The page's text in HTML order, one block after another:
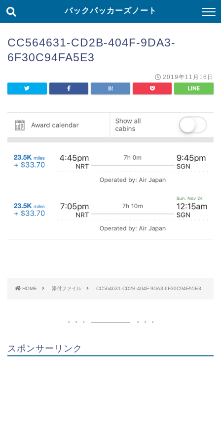
バックパッカーズノート
CC564631-CD2B-404F-9DA3-
6F30C94FA5E3
2019年11月16日
HOME 添付ファイル CC564631-CD2B-404F-9DA3-6F30C94FA5E3
スポンサーリンク